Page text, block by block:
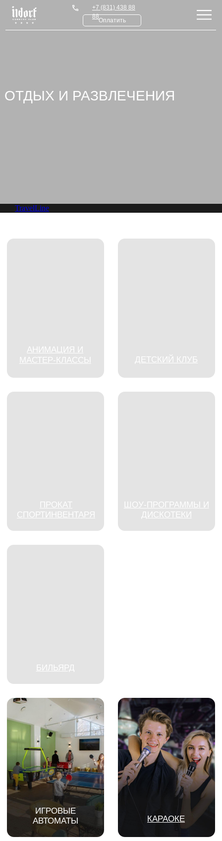
+7 (831) 438 88
88
Оплатить
ОТДЫХ И РАЗВЛЕЧЕНИЯ
TravelLine
ШОУ-ПРОГРАММЫ И
ПРОКАТ
Отдых выходного дня в Нижегородской области
— отличный способ восстановить силы и
сменить обстановку без долгих поездок.
Загородный клуб «Ильдорф» приглашает
провести уикенд в комфортной атмосфере, где
продумано все для полноценного отдыха и ярких
впечатлений.
Где провести выходные в Нижегородской
области
Если вы ищете, где провести выходные в
Нижегородской области, обратите внимание на
формат загородного отдыха в нашем клубе. Здесь
совмещены природные локации с
разнообразными развлечениями и высоким
уровнем сервиса. «Ильдорф» подходит как для
пар, так и для компаний друзей или семей с
Развлечения и досуг
ОБЛАСТИ — УИКЕНД В
«ИЛЬДОРФ»